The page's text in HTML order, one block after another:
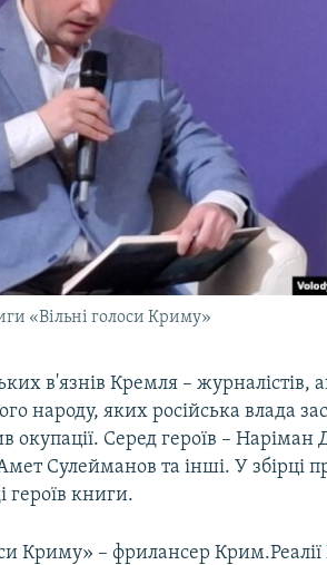
«Вільні голоси Криму»
в'язнів Кремля – журналістів,
народу, яких російська влада
окупації. Серед героїв – Наріман
Сулейманов та інші. У збірці
книги.
Криму» – фрилансер Крим.Реалії